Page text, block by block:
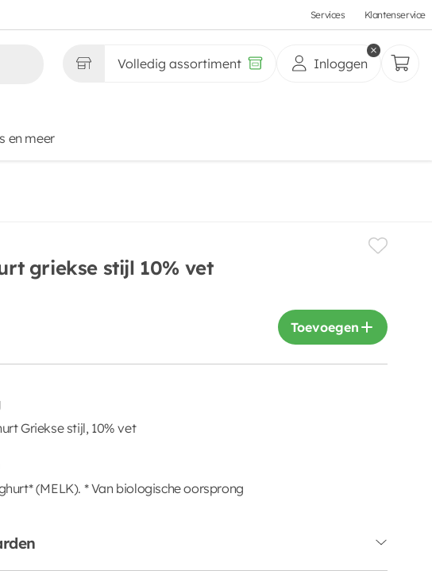
Services Klantenservice
Volledig assortiment Inloggen
en meer
griekse stijl 10% vet
Toevoegen
Griekse stijl, 10% vet
(MELK). * Van biologische oorsprong